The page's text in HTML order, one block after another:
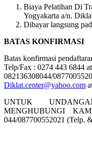
Biaya Pelatihan Di
Yogyakarta a/n.
Dibayar langsung
BATAS KONFIRMASI
Batas konfirmasi
Telp/Fax : 0274 443 6844
082136308044/
Diklat.center@yahoo.com
UNTUK
MENGHUBUNGI
044/087700552021 (Telp.